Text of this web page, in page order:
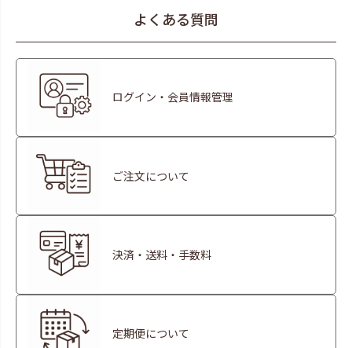
よくある質問
ログイン・会員情報管理
ご注文について
決済・送料・手数料
定期便について